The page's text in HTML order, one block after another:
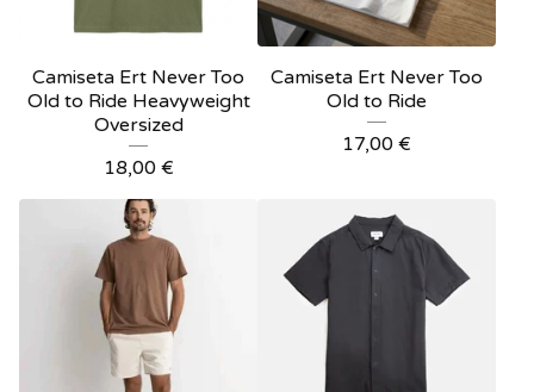
Camiseta Ert Never Too
Old to Ride Heavyweight
Oversized
18,00 €
Camiseta Ert Never Too
Old to Ride
17,00 €